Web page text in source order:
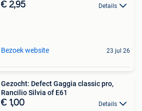
€ 2,95 Details
Bezoek website 23 jul 26
Gezocht: Defect Gaggia classic pro,
Rancilio Silvia of E61
€ 1,00 Details